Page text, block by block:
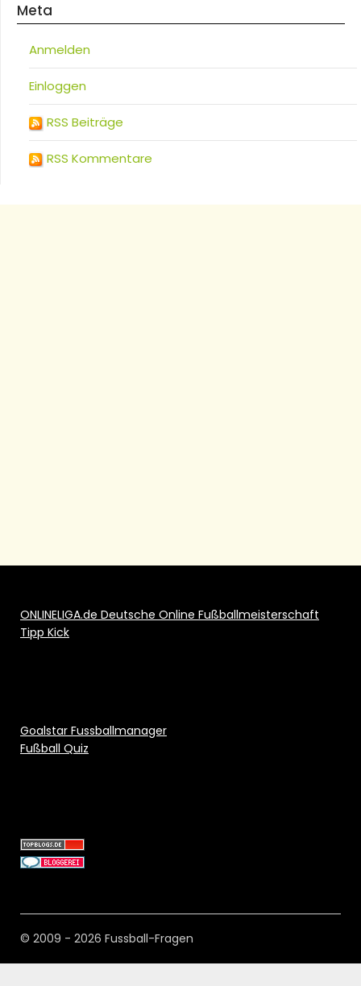
Meta
Anmelden
Einloggen
RSS Beiträge
RSS Kommentare
ONLINELIGA.de Deutsche Online Fußballmeisterschaft
Tipp Kick
Goalstar Fussballmanager
Fußball Quiz
© 2009 - 2026 Fussball-Fragen